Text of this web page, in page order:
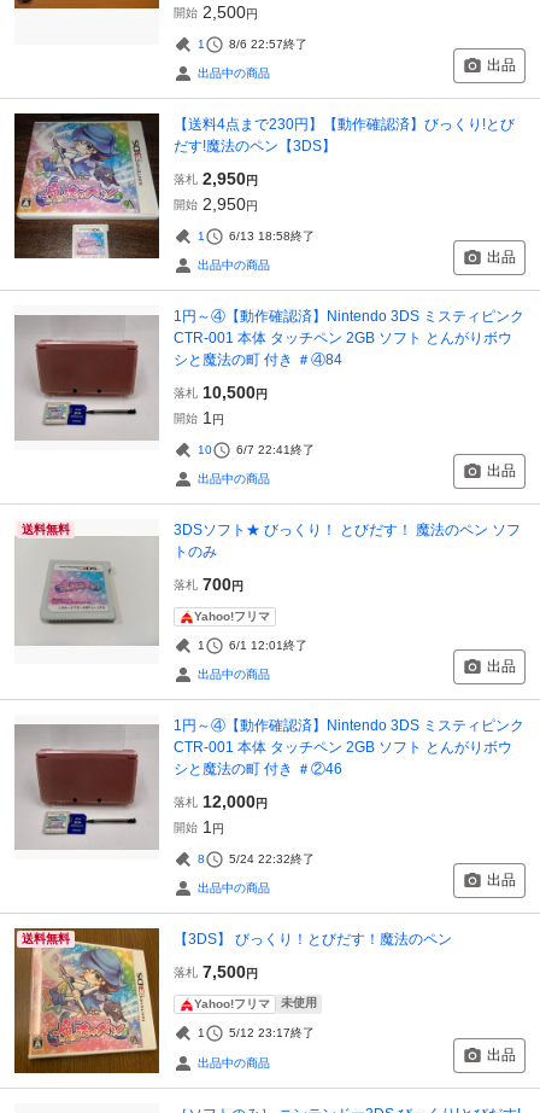
開始 2,500円
1 8/6 22:57終了
出品中の商品 出品
【送料4点まで230円】【動作確認済】びっくり!とび
だす!魔法のペン【3DS】
落札 2,950円
開始 2,950円
1 6/13 18:58終了
出品中の商品 出品
1円～④【動作確認済】Nintendo 3DS ミスティピンク
CTR-001 本体 タッチペン 2GB ソフト とんがりボウ
シと魔法の町 付き ＃④84
落札 10,500円
開始 1 円
10 6/7 22:41終了
出品中の商品 出品
送料無料
3DSソフト★ びっくり！ とびだす！ 魔法のペン ソフ
トのみ
落札 700円
Yahoo!フリマ
1 6/1 12:01終了
出品中の商品 出品
1円～④【動作確認済】Nintendo 3DS ミスティピンク
CTR-001 本体 タッチペン 2GB ソフト とんがりボウ
シと魔法の町 付き ＃②46
落札 12,000円
開始 1 円
8 5/24 22:32終了
出品中の商品 出品
送料無料 【3DS】 びっくり！とびだす！魔法のペン
落札 7,500円
Yahoo!フリマ 未使用
1 5/12 23:17終了
出品中の商品 出品